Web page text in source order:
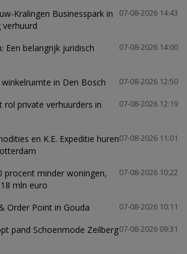
07-08-2026 14:43
Kralingen Businesspark in
07-08-2026 14:00
Een belangrijk juridisch
07-08-2026 12:50
in Den Bosch
07-08-2026 12:19
rol private verhuurders in
07-08-2026 11:01
en K.E. Expeditie huren
07-08-2026 10:22
procent minder woningen,
mln euro
07-08-2026 10:11
Order Point in Gouda
07-08-2026 09:31
pand Schoenmode Zeilberg